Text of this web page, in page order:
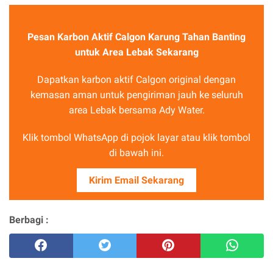
Pesan Karbon Aktif Calgon Karung Tahan Banting
untuk Area Lebak Sekarang
Dapatkan karbon aktif Calgon original dengan
kemasan aman untuk pengiriman jauh ke seluruh
area Lebak bersama Ady Water.
Klik tombol WhatsApp di pojok layar atau klik tombol
di bawah ini.
Kirim Email Sekarang
Berbagi :